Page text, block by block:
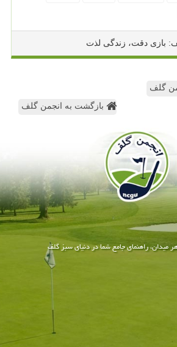
بازی دقت، زندگی لذت
گلف
بازگشت به انجمن گلف
میدان، راهنمای جامع شما در دنیای سبز گلف